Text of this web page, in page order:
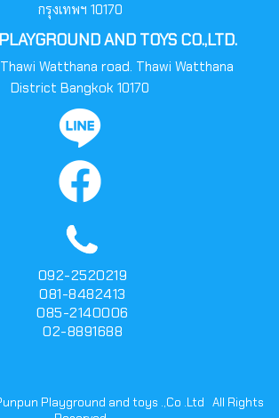
กรุงเทพฯ 10170
AND TOYS CO.,LTD.
Watthana road. Thawi Watthana
District Bangkok 10170
092-2520219
081-8482413
085-2140006
02-8891688
Playground and toys .,Co .Ltd All Rights